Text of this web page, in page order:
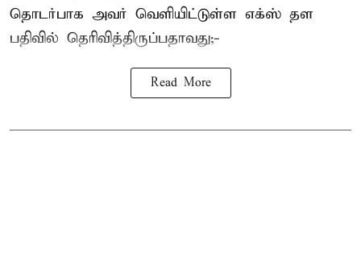
தொடர்பாக அவர் வெளியிட்டுள்ள எக்ஸ் தள
பதிவில் தெரிவித்திருப்பதாவது;-
Read More